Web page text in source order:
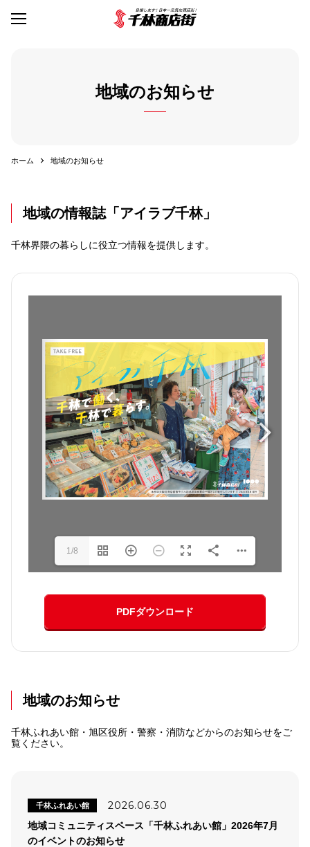
地域のお知らせ
ホーム 地域のお知らせ
地域の情報誌「アイラブ千林」
千林界隈の暮らしに役立つ情報を提供します。
1/8
PDFダウンロード
地域のお知らせ
千林ふれあい館・旭区役所・警察・消防などからのお知らせをご
覧ください。
千林ふれあい館 2026.06.30
地域コミュニティスペース「千林ふれあい館」2026年7月
のイベントのお知らせ